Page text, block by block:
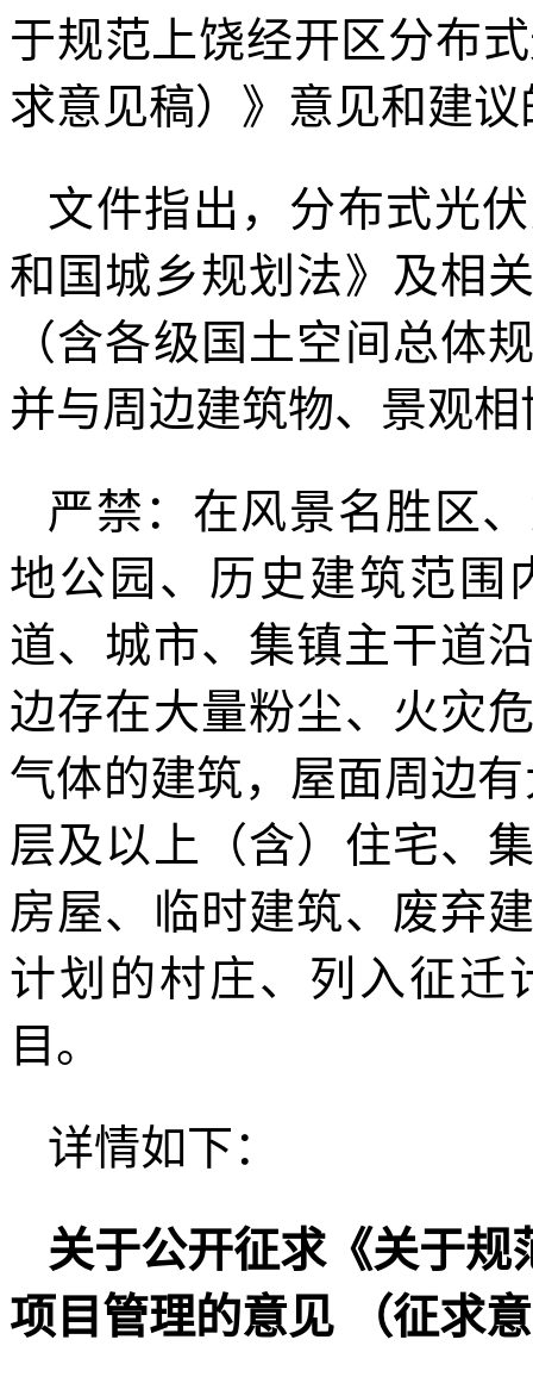
于规范上饶经开区分布
求意见稿）》意见和建
文件指出，分布式光
和国城乡规划法》及相
（含各级国土空间总体
并与周边建筑物、景观相
严禁：在风景名胜区
地公园、历史建筑范围
道、城市、集镇主干道
边存在大量粉尘、火灾
气体的建筑，屋面周边
层及以上（含）住宅、
房屋、临时建筑、废弃
计划的村庄、列入征迁
目。
详情如下：
关于公开征求《关于
项目管理的意见 （征求